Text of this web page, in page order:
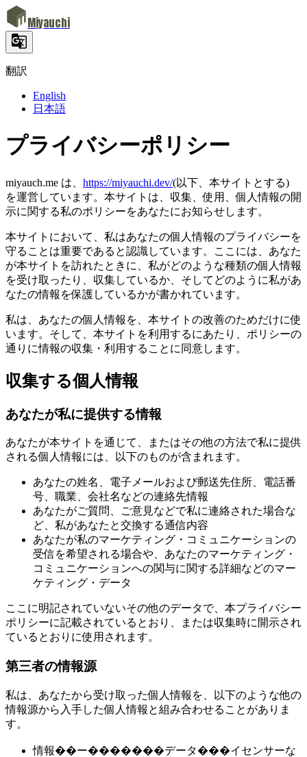
Miyauchi
翻訳
English
日本語
プライバシーポリシー
miyauch.me は、 h​ttps://miyauchi.dev/(以下、本サイトとする)
を運営しています。本サイトは、収集、使用、個人情報の開
示に関する私のポリシーをあなたにお知らせします。
本サイトにおいて、私はあなたの個人情報のプライバシーを
守ることは重要であると認識しています。ここには、あなた
が本サイトを訪れたときに、私がどのような種類の個人情報
を受け取ったり、収集しているか、そしてどのように私があ
なたの情報を保護しているかが書かれています。
私は、あなたの個人情報を、本サイトの改善のためだけに使
います。そして、本サイトを利用するにあたり、ポリシーの
通りに情報の収集・利用することに同意します。
収集する個人情報
あなたが私に提供する情報
あなたが本サイトを通じて、またはその他の方法で私に提供
される個人情報には、以下のものが含まれます。
あなたの姓名、電子メールおよび郵送先住所、電話番
号、職業、会社名などの連絡先情報
あなたがご質問、ご意見などで私に連絡された場合な
ど、私があなたと交換する通信内容
あなたが私のマーケティング・コミュニケーションの
受信を希望される場合や、あなたのマーケティング・
コミュニケーションへの関与に関する詳細などのマー
ケティング・データ
ここに明記されていないその他のデータで、本プライバシー
ポリシーに記載されているとおり、または収集時に開示され
ているとおりに使用されます。
第三者の情報源
私は、あなたから受け取った個人情報を、以下のような他の
情報源から入手した個人情報と組み合わせることがありま
す。
情報��ー�������データ���イセンサーな